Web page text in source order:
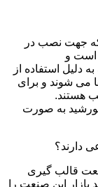
جهت نصب در
است و
دلیل استفاده از
می شوند و برای
هستند.
به صورت
دارند؟
قالب گیری
می شود و مقدار 85 درصد بازار این صنعت را